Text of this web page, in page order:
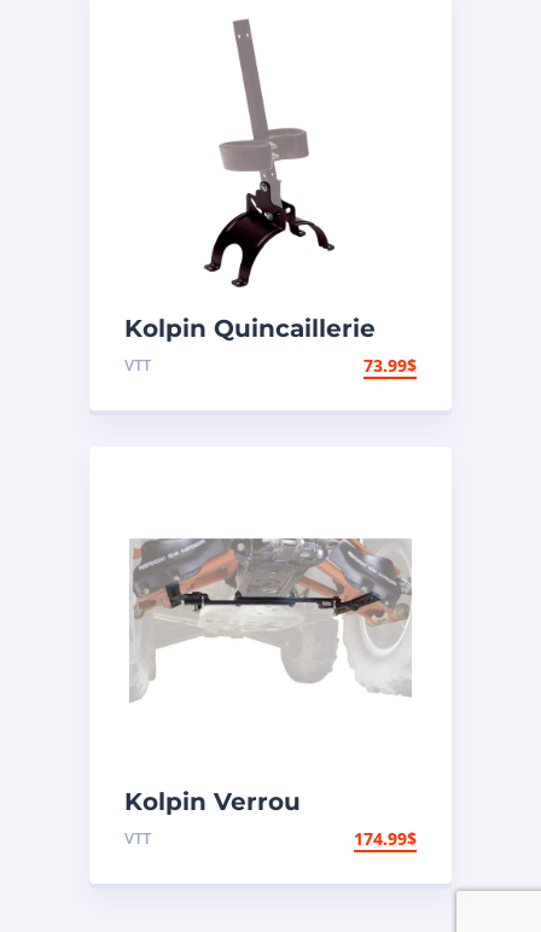
Kolpin Quincaillerie
pour support d’étui à
VTT 73.99$
Kolpin Verrou
universel de
suspension arrière
indépendante
VTT 174.99$